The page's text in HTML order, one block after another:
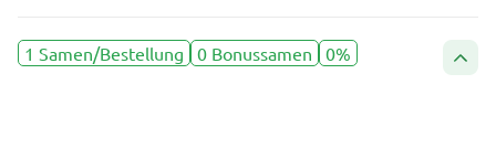
1 Samen/Bestellung 0 Bonussamen 0%